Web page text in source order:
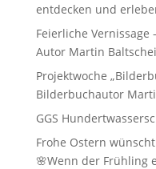
entdecken und
Feierliche Vernissage
Autor Martin
Projektwoche
Bilderbuchautor
GGS
Frohe Ostern
🌸Wenn der Frühling